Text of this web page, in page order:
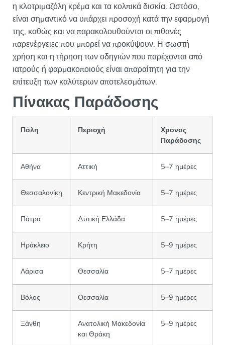
η κλοτριμαζόλη κρέμα και τα κολπικά δισκία. Ωστόσο,
είναι σημαντικό να υπάρχει προσοχή κατά την εφαρμογή
της, καθώς και να παρακολουθούνται οι πιθανές
παρενέργειες που μπορεί να προκύψουν. Η σωστή
χρήση και η τήρηση των οδηγιών που παρέχονται από
ιατρούς ή φαρμακοποιούς είναι απαραίτητη για την
επίτευξη των καλύτερων αποτελεσμάτων.
Πίνακας Παράδοσης
Πόλη Περιοχή
Χρόνος
Παράδοσης
Αθήνα Αττική 5–7 ημέρες
Θεσσαλονίκη Κεντρική Μακεδονία 5–7 ημέρες
Πάτρα Δυτική Ελλάδα 5–7 ημέρες
Ηράκλειο Κρήτη 5–9 ημέρες
Λάρισα Θεσσαλία 5–7 ημέρες
Βόλος Θεσσαλία 5–9 ημέρες
Ξάνθη
Ανατολική Μακεδονία
και Θράκη
5–9 ημέρες